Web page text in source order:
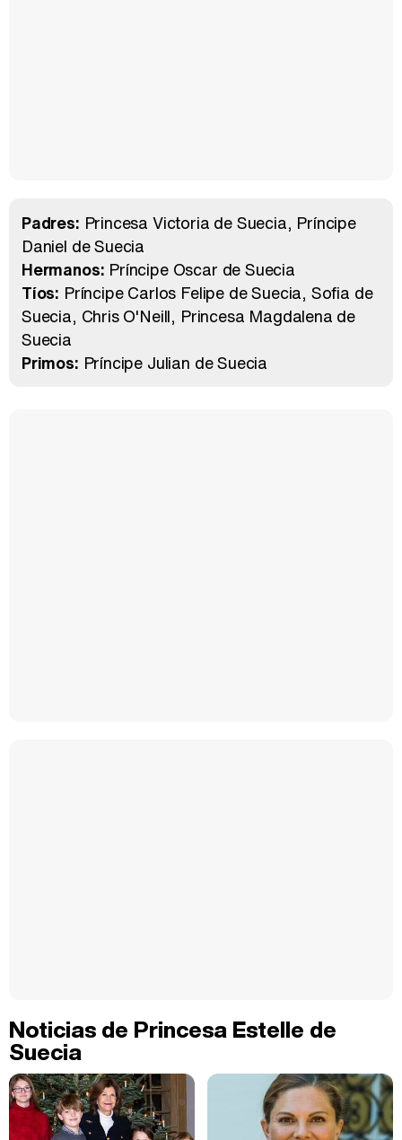
Padres: Princesa Victoria de Suecia Príncipe
Daniel de Suecia
Hermanos: Príncipe Oscar de Suecia
Tíos: Príncipe Carlos Felipe de Suecia Sofia de
Suecia Chris O'Neill Princesa Magdalena de
Suecia
Primos: Príncipe Julian de Suecia
Noticias de Princesa Estelle de
Suecia